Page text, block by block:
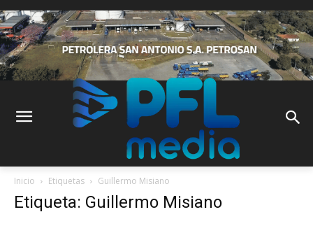
Inicio Etiquetas Guillermo Misiano
Etiqueta: Guillermo Misiano